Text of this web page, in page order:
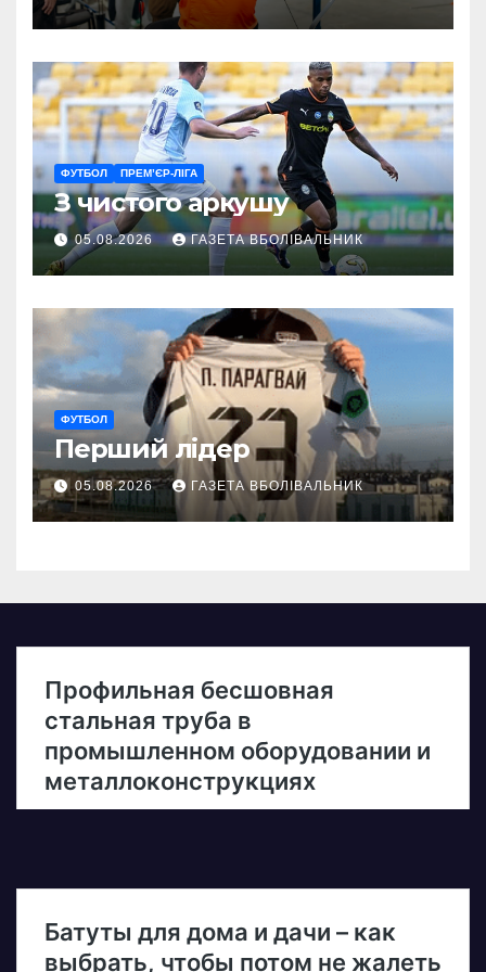
ГАРТ 2026 – як долучитися
ветеранам
ФУТБОЛ ПРЕМ’ЄР-ЛІГА
З чистого аркушу
05.08.2026 ГАЗЕТА ВБОЛІВАЛЬНИК
ФУТБОЛ
Перший лідер
05.08.2026 ГАЗЕТА ВБОЛІВАЛЬНИК